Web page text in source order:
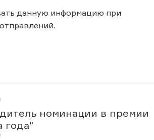
данную информацию при
номинации в премии
года"